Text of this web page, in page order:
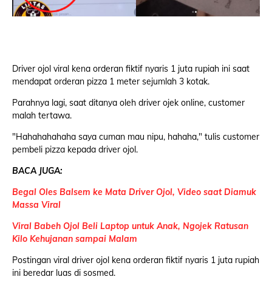
Driver ojol viral kena orderan fiktif nyaris 1 juta rupiah ini saat
mendapat orderan pizza 1 meter sejumlah 3 kotak.
Parahnya lagi, saat ditanya oleh driver ojek online, customer
malah tertawa.
"Hahahahahaha saya cuman mau nipu, hahaha," tulis customer
pembeli pizza kepada driver ojol.
BACA JUGA:
Begal Oles Balsem ke Mata Driver Ojol, Video saat Diamuk
Massa Viral
Viral Babeh Ojol Beli Laptop untuk Anak, Ngojek Ratusan
Kilo Kehujanan sampai Malam
Postingan viral driver ojol kena orderan fiktif nyaris 1 juta rupiah
ini beredar luas di sosmed.